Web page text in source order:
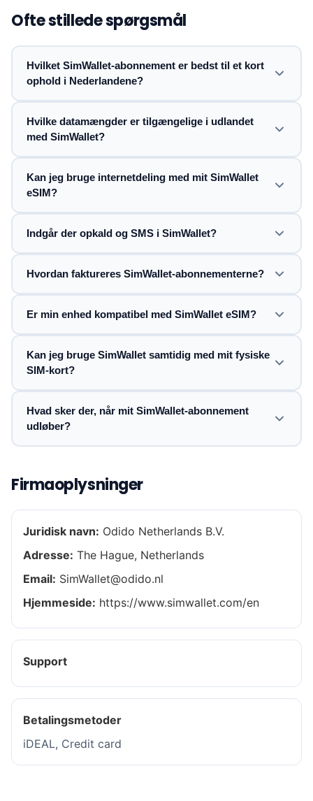
Ofte stillede spørgsmål
Hvilket SimWallet-abonnement er bedst til et kort
ophold i Nederlandene?
Hvilke datamængder er tilgængelige i udlandet
med SimWallet?
Kan jeg bruge internetdeling med mit SimWallet
eSIM?
Indgår der opkald og SMS i SimWallet?
Hvordan faktureres SimWallet-abonnementerne?
Er min enhed kompatibel med SimWallet eSIM?
Kan jeg bruge SimWallet samtidig med mit fysiske
SIM-kort?
Hvad sker der, når mit SimWallet-abonnement
udløber?
Firmaoplysninger
Juridisk navn: Odido Netherlands B.V.
Adresse: The Hague, Netherlands
Email: SimWallet@odido.nl
Hjemmeside: https://www.simwallet.com/en
Support
Betalingsmetoder
iDEAL, Credit card